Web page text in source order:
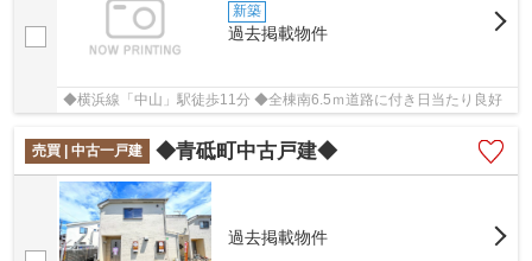
新築
過去掲載物件
◆横浜線「中山」駅徒歩11分 ◆全棟南6.5ｍ道路に付き日当たり良好
売買 | 中古一戸建 ◆青砥町中古戸建◆
過去掲載物件